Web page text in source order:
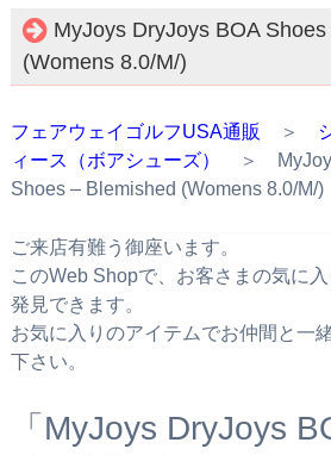
MyJoys DryJoys BOA Shoes
(Womens 8.0/M/)
フェアウェイゴルフUSA通販 ＞
ィース（ボアシューズ）
＞
Shoes – Blemished (Womens 8.0/M/)
ご来店有難う御座います。
このWeb Shopで、お客さまの気に
発見できます。
お気に入りのアイテムでお仲間と一
下さい。
「MyJoys DryJoys